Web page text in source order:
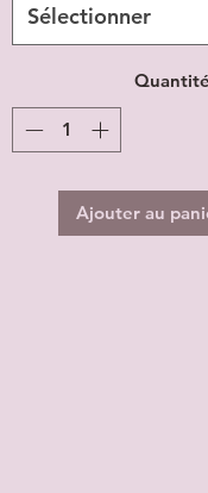
Sélectionner
Quantité
Ajouter au